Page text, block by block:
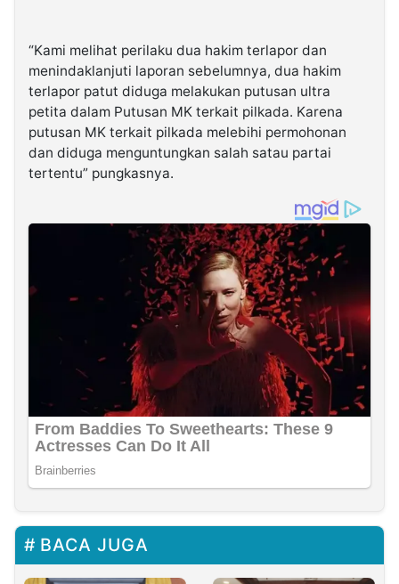
“Kami melihat perilaku dua hakim terlapor dan
menindaklanjuti laporan sebelumnya, dua hakim
terlapor patut diduga melakukan putusan ultra
petita dalam Putusan MK terkait pilkada. Karena
putusan MK terkait pilkada melebihi permohonan
dan diduga menguntungkan salah satau partai
tertentu” pungkasnya.
BACA JUGA